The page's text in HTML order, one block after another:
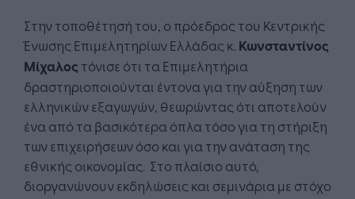
Στην τοποθέτησή του, ο πρόεδρος του Κεντρικής
Ένωσης Επιμελητηρίων Ελλάδας κ. Κωνσταντίνος
Μίχαλος τόνισε ότι τα Επιμελητήρια
δραστηριοποιούνται έντονα για την αύξηση των
ελληνικών εξαγωγών, θεωρώντας ότι αποτελούν
ένα από τα βασικότερα όπλα τόσο για τη στήριξη
των επιχειρήσεων όσο και για την ανάταση της
εθνικής οικονομίας. Στο πλαίσιο αυτό,
διοργανώνουν εκδηλώσεις και σεμινάρια με στόχο